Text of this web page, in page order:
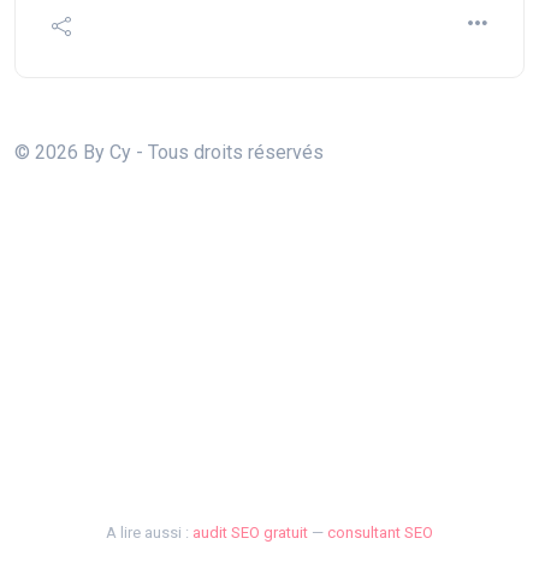
© 2026 By Cy - Tous droits réservés
A lire aussi : audit SEO gratuit — consultant SEO